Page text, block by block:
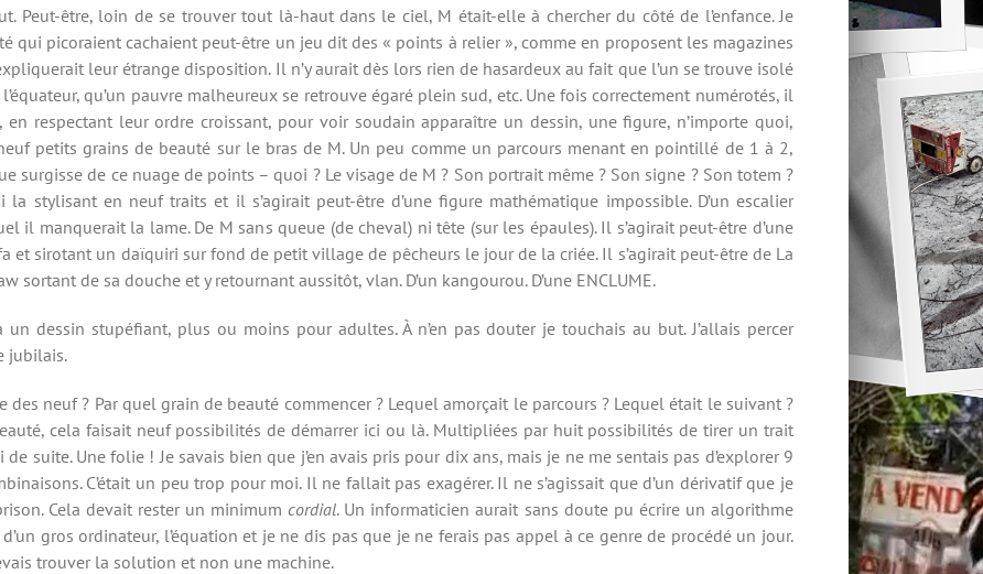
Peut-être, loin de se trouver tout là-haut dans le ciel, M était-elle à chercher du côté de l’enfance. Je
qui picoraient cachaient peut-être un jeu dit des « points à relier », comme en proposent les magazines
leur étrange disposition. Il n’y aurait dès lors rien de hasardeux au fait que l’un se trouve isolé
qu’un pauvre malheureux se retrouve égaré plein sud, etc. Une fois correctement numérotés, il
respectant leur ordre croissant, pour voir soudain apparaître un dessin, une figure, n’importe quoi,
petits grains de beauté sur le bras de M. Un peu comme un parcours menant en pointillé de 1 à 2,
surgisse de ce nuage de points – quoi ? Le visage de M ? Son portrait même ? Son signe ? Son totem ?
stylisant en neuf traits et il s’agirait peut-être d’une figure mathématique impossible. D’un escalier
il manquerait la lame. De M sans queue (de cheval) ni tête (sur les épaules). Il s’agirait peut-être d’une
et sirotant un daïquiri sur fond de petit village de pêcheurs le jour de la criée. Il s’agirait peut-être de La
sortant de sa douche et y retournant aussitôt, vlan. D’un kangourou. D’une ENCLUME.
un dessin stupéfiant, plus ou moins pour adultes. À n’en pas douter je touchais au but. J’allais percer
jubilais.
neuf ? Par quel grain de beauté commencer ? Lequel amorçait le parcours ? Lequel était le suivant ?
cela faisait neuf possibilités de démarrer ici ou là. Multipliées par huit possibilités de tirer un trait
suite. Une folie ! Je savais bien que j’en avais pris pour dix ans, mais je ne me sentais pas d’explorer 9
C’était un peu trop pour moi. Il ne fallait pas exagérer. Il ne s’agissait que d’un dérivatif que je
Cela devait rester un minimumcordial. Un informaticien aurait sans doute pu écrire un algorithme
gros ordinateur, l’équation et je ne dis pas que je ne ferais pas appel à ce genre de procédé un jour.
trouver la solution et non une machine.